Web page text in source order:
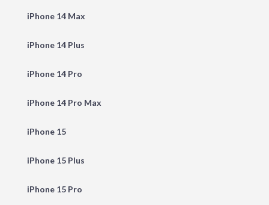
iPhone 14 Max
iPhone 14 Plus
iPhone 14 Pro
iPhone 14 Pro Max
iPhone 15
iPhone 15 Plus
iPhone 15 Pro